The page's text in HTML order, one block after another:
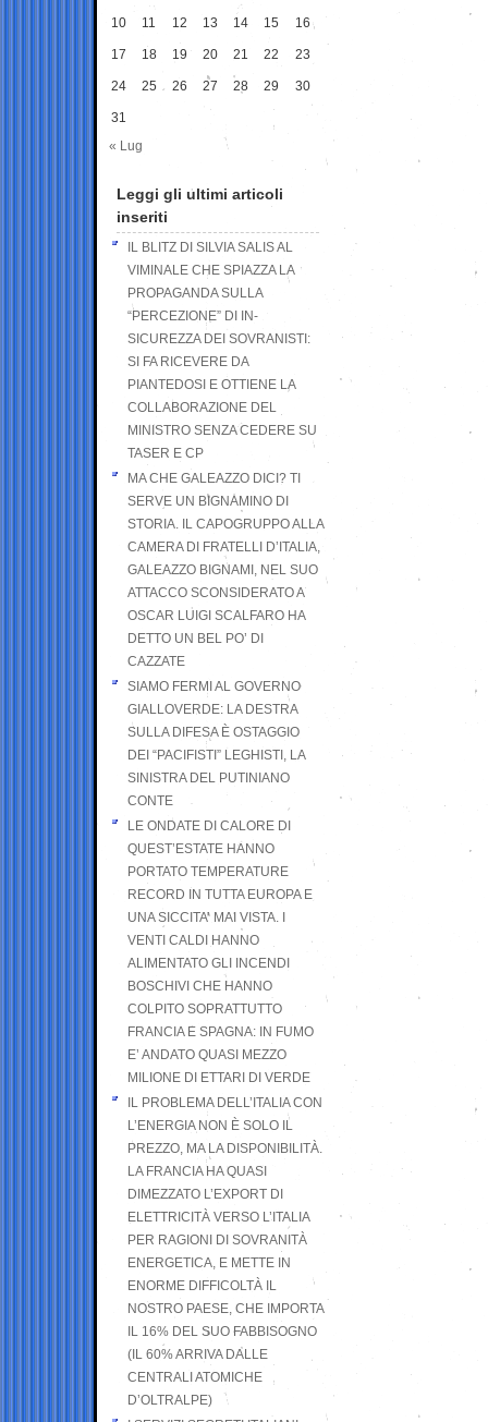
10 11 12 13 14 15 16
17 18 19 20 21 22 23
24 25 26 27 28 29 30
31
« Lug
Leggi gli ultimi articoli
inseriti
IL BLITZ DI SILVIA SALIS AL
VIMINALE CHE SPIAZZA LA
PROPAGANDA SULLA
“PERCEZIONE” DI IN-
SICUREZZA DEI SOVRANISTI:
SI FA RICEVERE DA
PIANTEDOSI E OTTIENE LA
COLLABORAZIONE DEL
MINISTRO SENZA CEDERE SU
TASER E CP
MA CHE GALEAZZO DICI? TI
SERVE UN BIGNAMINO DI
STORIA. IL CAPOGRUPPO ALLA
CAMERA DI FRATELLI D’ITALIA,
GALEAZZO BIGNAMI, NEL SUO
ATTACCO SCONSIDERATO A
OSCAR LUIGI SCALFARO HA
DETTO UN BEL PO’ DI
CAZZATE
SIAMO FERMI AL GOVERNO
GIALLOVERDE: LA DESTRA
SULLA DIFESA È OSTAGGIO
DEI “PACIFISTI” LEGHISTI, LA
SINISTRA DEL PUTINIANO
CONTE
LE ONDATE DI CALORE DI
QUEST’ESTATE HANNO
PORTATO TEMPERATURE
RECORD IN TUTTA EUROPA E
UNA SICCITA’ MAI VISTA. I
VENTI CALDI HANNO
ALIMENTATO GLI INCENDI
BOSCHIVI CHE HANNO
COLPITO SOPRATTUTTO
FRANCIA E SPAGNA: IN FUMO
E’ ANDATO QUASI MEZZO
MILIONE DI ETTARI DI VERDE
IL PROBLEMA DELL’ITALIA CON
L’ENERGIA NON È SOLO IL
PREZZO, MA LA DISPONIBILITÀ.
LA FRANCIA HA QUASI
DIMEZZATO L’EXPORT DI
ELETTRICITÀ VERSO L’ITALIA
PER RAGIONI DI SOVRANITÀ
ENERGETICA, E METTE IN
ENORME DIFFICOLTÀ IL
NOSTRO PAESE, CHE IMPORTA
IL 16% DEL SUO FABBISOGNO
(IL 60% ARRIVA DALLE
CENTRALI ATOMICHE
D’OLTRALPE)